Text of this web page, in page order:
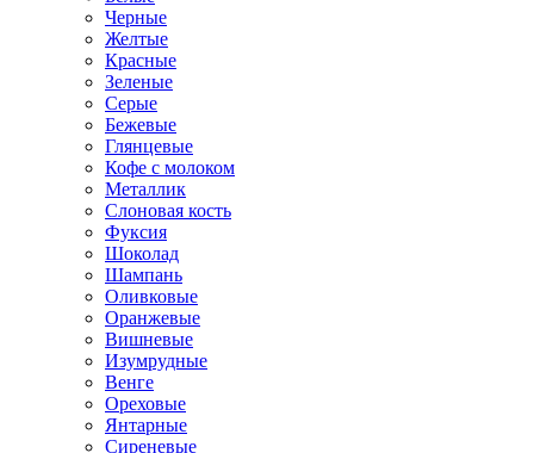
Черные
Желтые
Красные
Зеленые
Серые
Бежевые
Глянцевые
Кофе с молоком
Металлик
Слоновая кость
Фуксия
Шоколад
Шампань
Оливковые
Оранжевые
Вишневые
Изумрудные
Венге
Ореховые
Янтарные
Сиреневые